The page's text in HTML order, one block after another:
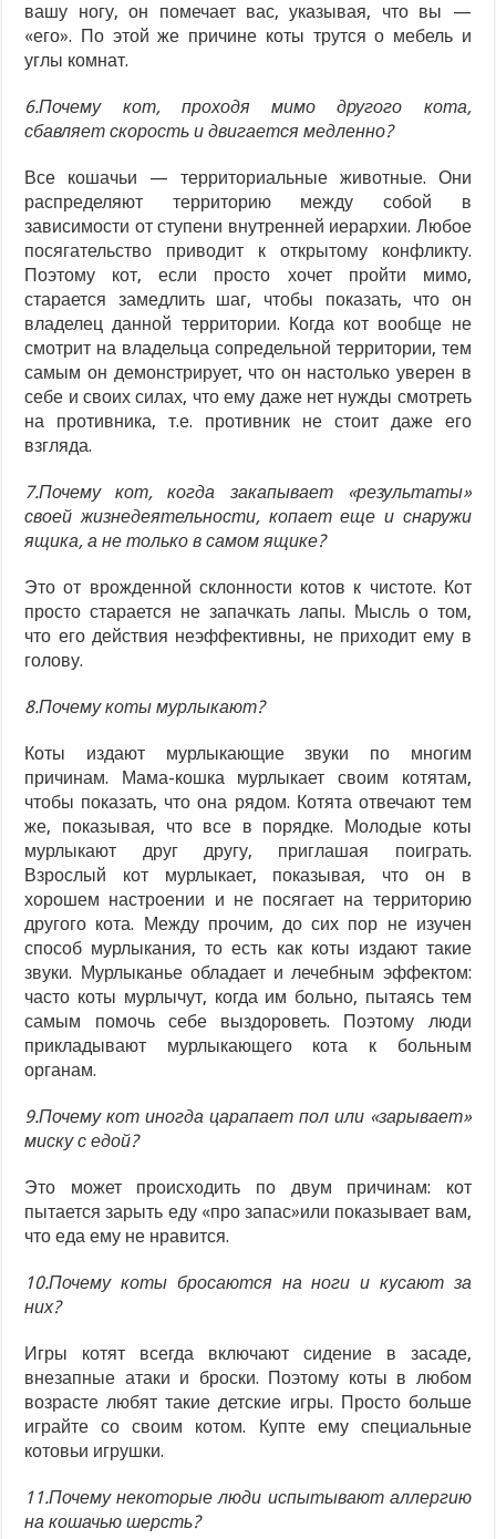
вашу ногу, он помечает вас, указывая, что вы —
«его». По этой же причине коты трутся о мебель и
углы комнат.
6.Почему кот, проходя мимо другого кота,
сбавляет скорость и двигается медленно?
Все кошачьи — территориальные животные. Они
распределяют территорию между собой в
зависимости от ступени внутренней иерархии. Любое
посягательство приводит к открытому конфликту.
Поэтому кот, если просто хочет пройти мимо,
старается замедлить шаг, чтобы показать, что он
владелец данной территории. Когда кот вообще не
смотрит на владельца сопредельной территории, тем
самым он демонстрирует, что он настолько уверен в
себе и своих силах, что ему даже нет нужды смотреть
на противника, т.е. противник не стоит даже его
взгляда.
7.Почему кот, когда закапывает «результаты»
своей жизнедеятельности, копает еще и снаружи
ящика, а не только в самом ящике?
Это от врожденной склонности котов к чистоте. Кот
просто старается не запачкать лапы. Мысль о том,
что его действия неэффективны, не приходит ему в
голову.
8.Почему коты мурлыкают?
Коты издают мурлыкающие звуки по многим
причинам. Мама-кошка мурлыкает своим котятам,
чтобы показать, что она рядом. Котята отвечают тем
же, показывая, что все в порядке. Молодые коты
мурлыкают друг другу, приглашая поиграть.
Взрослый кот мурлыкает, показывая, что он в
хорошем настроении и не посягает на территорию
другого кота. Между прочим, до сих пор не изучен
способ мурлыкания, то есть как коты издают такие
звуки. Мурлыканье обладает и лечебным эффектом:
часто коты мурлычут, когда им больно, пытаясь тем
самым помочь себе выздороветь. Поэтому люди
прикладывают мурлыкающего кота к больным
органам.
9.Почему кот иногда царапает пол или «зарывает»
миску с едой?
Это может происходить по двум причинам: кот
пытается зарыть еду «про запас»или показывает вам,
что еда ему не нравится.
10.Почему коты бросаются на ноги и кусают за
них?
Игры котят всегда включают сидение в засаде,
внезапные атаки и броски. Поэтому коты в любом
возрасте любят такие детские игры. Просто больше
играйте со своим котом. Купте ему специальные
котовьи игрушки.
11.Почему некоторые люди испытывают аллергию
на кошачью шерсть?